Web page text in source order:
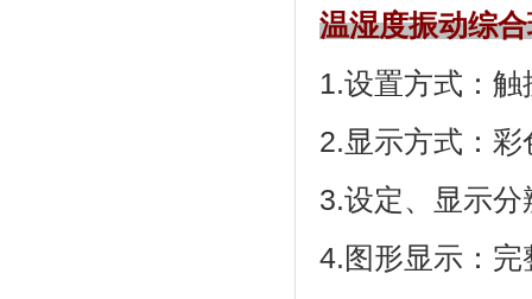
温湿度振动综
1.设置方式：触
2.显示方式
3.设定、显示
4.图形显示：